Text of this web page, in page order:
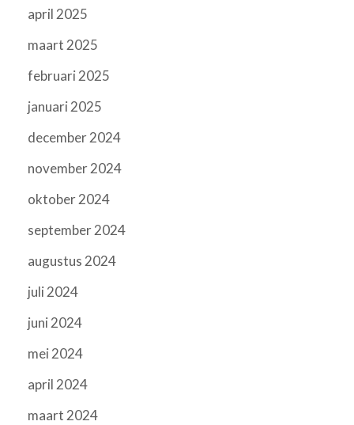
april 2025
maart 2025
februari 2025
januari 2025
december 2024
november 2024
oktober 2024
september 2024
augustus 2024
juli 2024
juni 2024
mei 2024
april 2024
maart 2024